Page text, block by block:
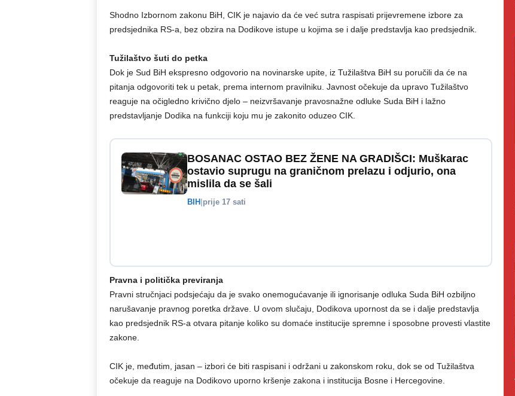
Shodno Izbornom zakonu BiH, CIK je najavio da će već sutra raspisati prijevremene izbore za
predsjednika RS-a, bez obzira na Dodikove istupe u kojima se i dalje predstavlja kao predsjednik.
Tužilaštvo šuti do petka
Dok je Sud BiH ekspresno odgovorio na novinarske upite, iz Tužilaštva BiH su poručili da će na
pitanja odgovoriti tek u petak, prema internom pravilniku. Javnost očekuje da upravo Tužilaštvo
reaguje na očigledno krivično djelo – neizvršavanje pravosnažne odluke Suda BiH i lažno
predstavljanje Dodika na funkciji koju mu je zakonito oduzeo CIK.
BOSANAC OSTAO BEZ ŽENE NA GRADIŠCI: Muškarac
ostavio suprugu na graničnom prelazu i odjurio, ona
mislila da se šali
BIH prije 17 sati
Pravna i politička previranja
Pravni stručnjaci podsjećaju da je svako onemogućavanje ili ignorisanje odluka Suda BiH ozbiljno
narušavanje pravnog poretka države. U ovom slučaju, Dodikova upornost da se i dalje predstavlja
kao predsjednik RS-a otvara pitanje koliko su domaće institucije spremne i sposobne provesti vlastite
zakone.
CIK je, međutim, jasan – izbori će biti raspisani i održani u zakonskom roku, dok se od Tužilaštva
očekuje da reaguje na Dodikovo uporno kršenje zakona i institucija Bosne i Hercegovine.